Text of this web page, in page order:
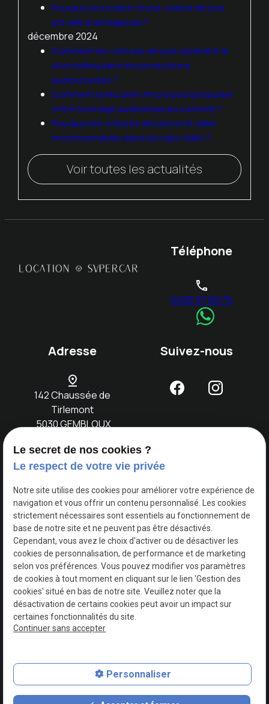
Pourquoi la location d'une voiture de luxe
est-elle avantageuse ?
décembre 2024
Comment les voitures de luxe subliment le
storytelling dans les productions
audiovisuelles ?
Comment la McLaren Artura peut propulser
votre tournage audiovisuel au sommet ?
Pourquoi les voitures de luxe sont-elles
incontournables dans les clips vidéo ?
Voir toutes les actualités
Téléphone
phone
0493 37 09 79
Adresse
pin_drop
142 Chaussée de
Tirlemont
5030 GEMBLOUX
Suivez-nous
Accueil
Notre LocationEvènements
Mentions légales
Politique de
confidentialité
Gestion
des
cookies
Plan du
site
TVA
Intracommunautaire :
BE0749730618
contact_page phone
Le secret de nos cookies ?
Le respect de votre vie privée
Notre site utilise des cookies pour améliorer votre expérience de
navigation et vous offrir un contenu personnalisé. Les cookies
strictement nécessaires sont essentiels au fonctionnement de
base de notre site et ne peuvent pas être désactivés.
Cependant, vous avez le choix d'activer ou de désactiver les
cookies de personnalisation, de performance et de marketing
selon vos préférences. Vous pouvez modifier vos paramètres
de cookies à tout moment en cliquant sur le lien 'Gestion des
cookies' situé en bas de notre site. Veuillez noter que la
désactivation de certains cookies peut avoir un impact sur
certaines fonctionnalités du site.
Continuer sans accepter
Personnaliser